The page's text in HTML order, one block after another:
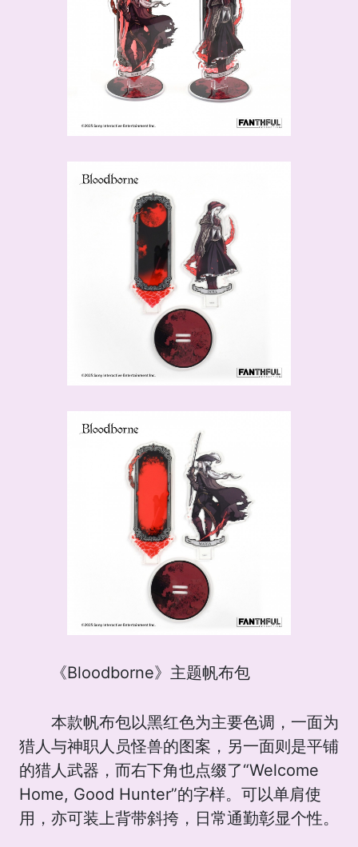
《Bloodborne》主题帆布包
本款帆布包以黑红色为主要色调，一面为
猎人与神职人员怪兽的图案，另一面则是平铺
的猎人武器，而右下角也点缀了“Welcome
Home, Good Hunter”的字样。可以单肩使
用，亦可装上背带斜挎，日常通勤彰显个性。